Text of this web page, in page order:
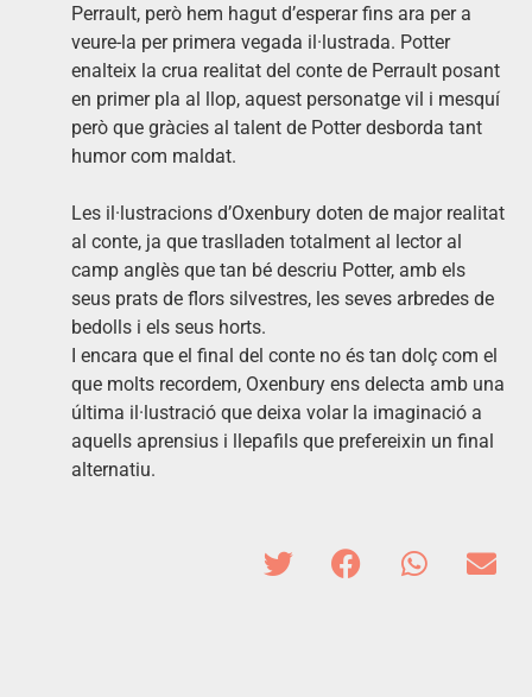
Perrault, però hem hagut d’esperar fins ara per a
veure-la per primera vegada il·lustrada. Potter
enalteix la crua realitat del conte de Perrault posant
en primer pla al llop, aquest personatge vil i mesquí
però que gràcies al talent de Potter desborda tant
humor com maldat.
Les il·lustracions d’Oxenbury doten de major realitat
al conte, ja que traslladen totalment al lector al
camp anglès que tan bé descriu Potter, amb els
seus prats de flors silvestres, les seves arbredes de
bedolls i els seus horts.
I encara que el final del conte no és tan dolç com el
que molts recordem, Oxenbury ens delecta amb una
última il·lustració que deixa volar la imaginació a
aquells aprensius i llepafils que prefereixin un final
alternatiu.